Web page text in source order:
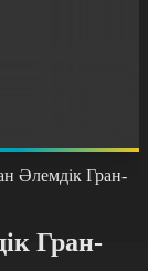
Әлемдік Гран-
Гран-